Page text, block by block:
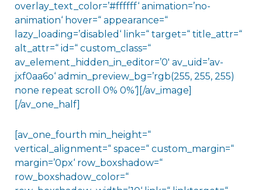
overlay_text_color=’#ffffff‘ animation=’no-
animation‘ hover=“ appearance=“
lazy_loading=’disabled‘ link=“ target=“ title_attr=“
alt_attr=“ id=“ custom_class=“
av_element_hidden_in_editor=’0′ av_uid=’av-
jxf0aa6o‘ admin_preview_bg=’rgb(255, 255, 255)
none repeat scroll 0% 0%‘][/av_image]
[/av_one_half]
[av_one_fourth min_height=“
vertical_alignment=“ space=“ custom_margin=“
margin=’0px‘ row_boxshadow=“
row_boxshadow_color=“